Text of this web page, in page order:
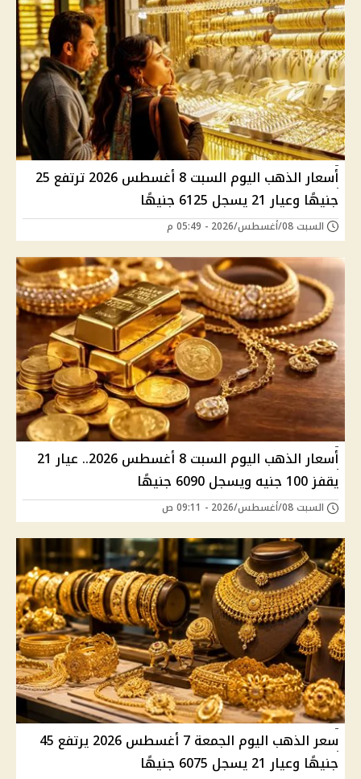
أسعار الذهب اليوم السبت 8 أغسطس 2026 ترتفع 25
جنيهًا وعيار 21 يسجل 6125 جنيهًا
السبت 08/أغسطس/2026 - 05:49 م
أسعار الذهب اليوم السبت 8 أغسطس 2026.. عيار 21
يقفز 100 جنيه ويسجل 6090 جنيهًا
السبت 08/أغسطس/2026 - 09:11 ص
سعر الذهب اليوم الجمعة 7 أغسطس 2026 يرتفع 45
جنيهًا وعيار 21 يسجل 6075 جنيهًا